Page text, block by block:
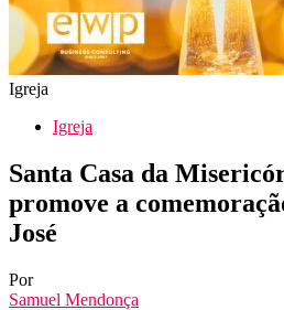
Igreja
Igreja
Santa Casa da
promove a
José
Por
Samuel Mendonça